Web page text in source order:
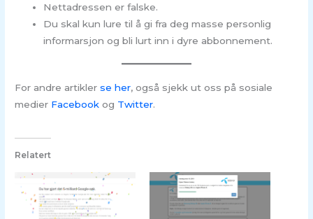
Nettadressen er falske.
Du skal kun lure til å gi fra deg masse personlig
informarsjon og bli lurt inn i dyre abbonnement.
For andre artiklerse her, også sjekk ut oss på sosiale
medier Facebookog Twitter.
Relatert